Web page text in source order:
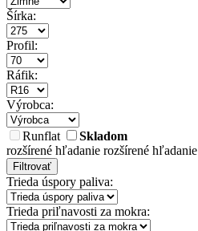
Šírka:
Profil:
Ráfik:
Výrobca:
Runflat
Skladom
rozšírené hľadanie rozšírené hľadanie
Filtrovať
Trieda úspory paliva:
Trieda priľnavosti za mokra: